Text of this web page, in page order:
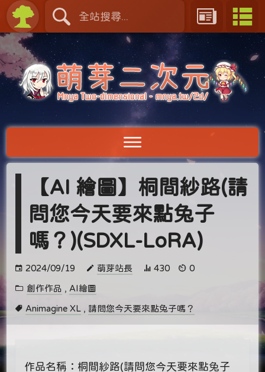
【AI 繪圖】桐間紗路(請
問您今天要來點兔子
嗎？)(SDXL-LoRA)
2024/09/19 萌芽站長 430 0
創作作品 , AI繪圖
Animagine XL , 請問您今天要來點兔子嗎？
作品名稱：桐間紗路(請問您今天要來點兔子